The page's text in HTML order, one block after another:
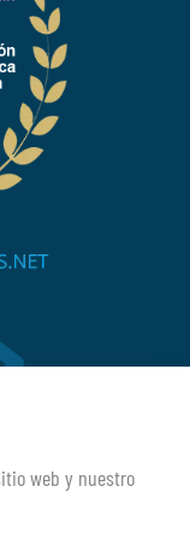
web y nuestro